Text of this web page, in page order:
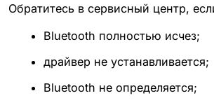
Обратитесь в сервисный центр,
Bluetooth полностью исчез;
драйвер не устанавливается;
Bluetooth не определяется;